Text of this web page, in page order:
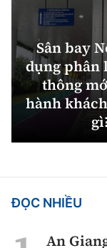
Sân bay
dụng phân
thông
hành
ĐỌC NHIỀU
An